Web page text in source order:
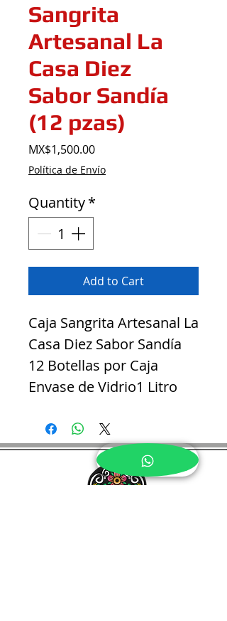
Sangrita
Artesanal La
Casa Diez
Sabor Sandía
(12 pzas)
MX$1,500.00Price
Política de Envío
Quantity*
Add to Cart
Caja Sangrita Artesanal La
Casa Diez Sabor Sandía
12 Botellas por Caja
Envase de Vidrio1 Litro
Excelente para
Destilados, Cervezas,
Mariscos y Cocina